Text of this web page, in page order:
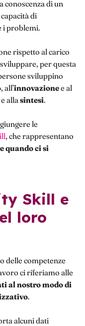
conoscenza di un
di
i problemi.
rispetto al carico
per questa
sviluppino
, all’innovazionee al
e alla sintesi.
le
, che rappresentano
quando ci si
loro
delle competenze
ci riferiamo alle
al nostro modo di
.
alcuni dati